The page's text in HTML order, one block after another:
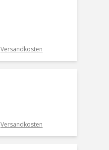
Versandkosten
Versandkosten